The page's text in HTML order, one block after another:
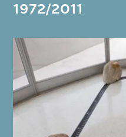
1972/2011